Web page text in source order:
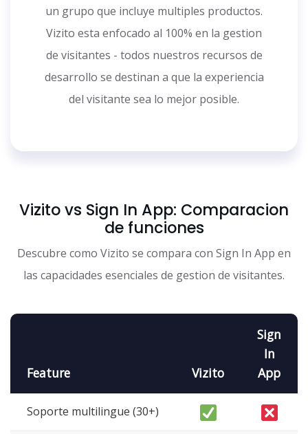
un grupo que incluye multiples productos.
Vizito esta enfocado al 100% en la gestion
de visitantes - todos nuestros recursos de
desarrollo se destinan a que la experiencia
del visitante sea lo mejor posible.
Vizito vs Sign In App: Comparacion
de funciones
Descubre como Vizito se compara con Sign In App en
las capacidades esenciales de gestion de visitantes.
Feature Vizito
Sign
In
App
Soporte multilingue (30+)